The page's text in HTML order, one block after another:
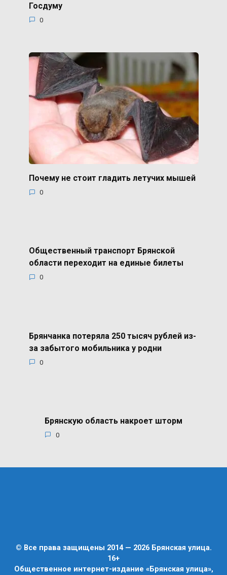
Госдуму
0
Почему не стоит гладить летучих мышей
0
Общественный транспорт Брянской
области переходит на единые билеты
0
Брянчанка потеряла 250 тысяч рублей из-
за забытого мобильника у родни
0
Брянскую область накроет шторм
0
© Все права защищены 2014 — 2026 Брянская улица.
16+
Общественное интернет-издание «Брянская улица»,